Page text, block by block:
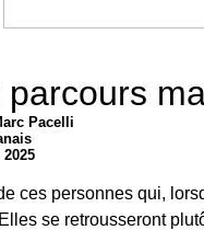
parcours
Pacelli
de ces personnes qui,
se retrousseront